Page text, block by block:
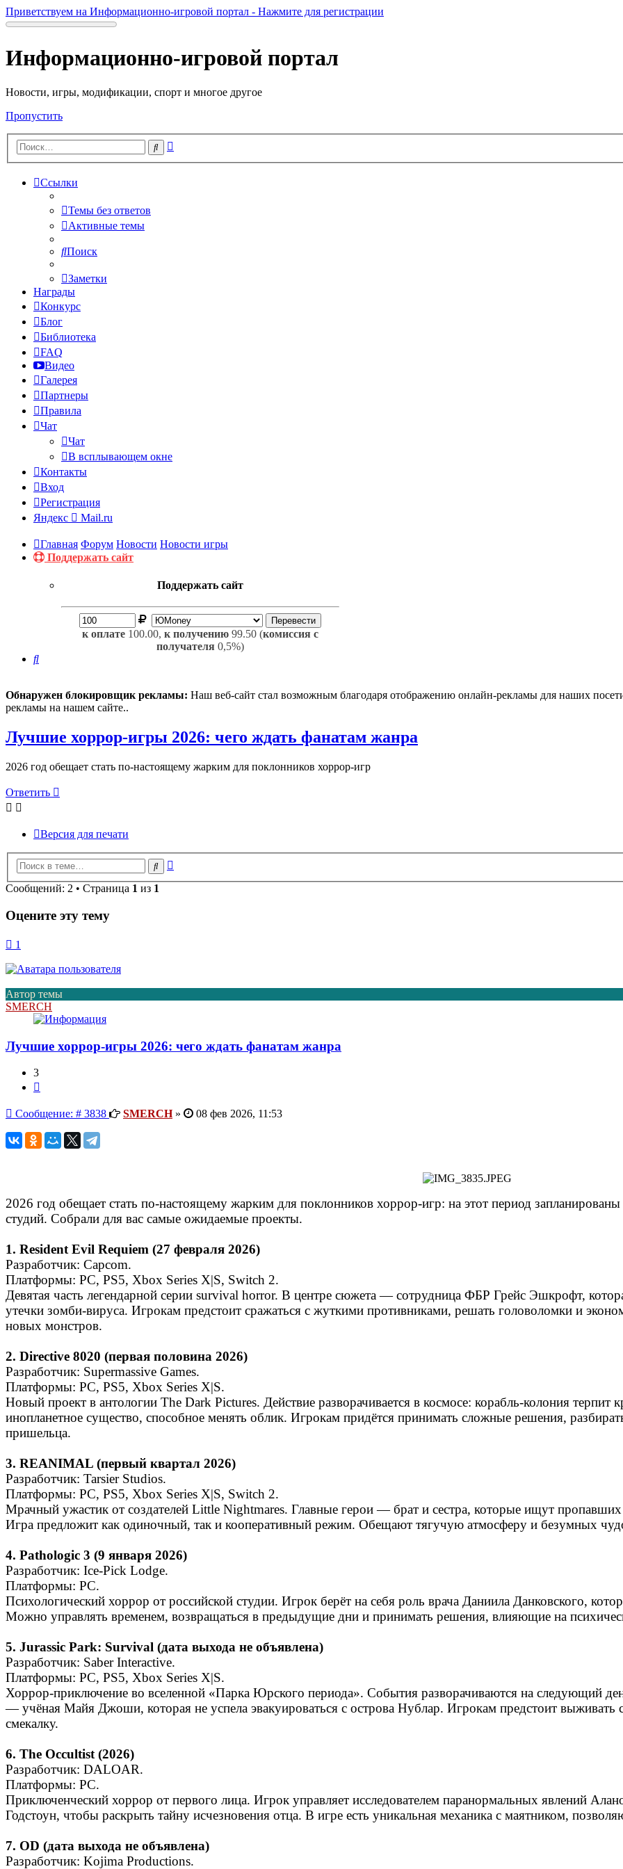
Приветствуем на Информационно-игровой портал - Нажмите для регистрации
Информационно-игровой портал
Новости, игры, модификации, спорт и многое другое
Пропустить
Поиск
Ссылки
Темы без ответов
Активные темы
Поиск
Заметки
Награды
Конкурс
Блог
Библиотека
FAQ
Видео
Галерея
Партнеры
Правила
Чат
Чат
В всплывающем окне
Контакты
Вход
Регистрация
Яндекс
Mail.ru
Главная Форум Новости Новости игры
Поддержать сайт
Поддержать сайт
к оплате 100.00, к получению 99.50 (комиссия с
получателя 0,5%)
Поиск
Обнаружен блокировщик рекламы: Наш веб-сайт стал возможным благодаря отображению онлайн-рекламы для наших
рекламы на нашем сайте..
Лучшие хоррор‑игры 2026: чего ждать фанатам жанра
2026 год обещает стать по‑настоящему жарким для поклонников хоррор‑игр
Ответить
Версия для печати
Поиск
Сообщений: 2 • Страница 1 из 1
Оцените эту тему
1
Автор темы
SMERCH
Лучшие хоррор‑игры 2026: чего ждать фанатам жанра
3
Сообщение: # 3838 Сообщение
SMERCH» 08 фев 2026, 11:53
2026 год обещает стать по‑настоящему жарким для поклонников хоррор‑игр: на этот период
студий. Собрали для вас самые ожидаемые проекты.
1. Resident Evil Requiem (27 февраля 2026)
Разработчик: Capcom.
Платформы: PC, PS5, Xbox Series X|S, Switch 2.
Девятая часть легендарной серии survival horror. В центре сюжета — сотрудница ФБР Грейс Эшкрофт,
утечки зомби‑вируса. Игрокам предстоит сражаться с жуткими противниками, решать головоломки и
новых монстров.
2. Directive 8020 (первая половина 2026)
Разработчик: Supermassive Games.
Платформы: PC, PS5, Xbox Series X|S.
Новый проект в антологии The Dark Pictures. Действие разворачивается в космосе: корабль‑колония терпит
инопланетное существо, способное менять облик. Игрокам придётся принимать сложные решения,
пришельца.
3. REANIMAL (первый квартал 2026)
Разработчик: Tarsier Studios.
Платформы: PC, PS5, Xbox Series X|S, Switch 2.
Мрачный ужастик от создателей Little Nightmares. Главные герои — брат и сестра, которые ищут
Игра предложит как одиночный, так и кооперативный режим. Обещают тягучую атмосферу и безумных
4. Pathologic 3 (9 января 2026)
Разработчик: Ice‑Pick Lodge.
Платформы: PC.
Психологический хоррор от российской студии. Игрок берёт на себя роль врача Даниила Данковского,
Можно управлять временем, возвращаться в предыдущие дни и принимать решения, влияющие на
5. Jurassic Park: Survival (дата выхода не объявлена)
Разработчик: Saber Interactive.
Платформы: PC, PS5, Xbox Series X|S.
Хоррор‑приключение во вселенной «Парка Юрского периода». События разворачиваются на следующий
— учёная Майя Джоши, которая не успела эвакуироваться с острова Нублар. Игрокам предстоит выживать
смекалку.
6. The Occultist (2026)
Разработчик: DALOAR.
Платформы: PC.
Приключенческий хоррор от первого лица. Игрок управляет исследователем паранормальных явлений
Годстоун, чтобы раскрыть тайну исчезновения отца. В игре есть уникальная механика с маятником,
7. OD (дата выхода не объявлена)
Разработчик: Kojima Productions.